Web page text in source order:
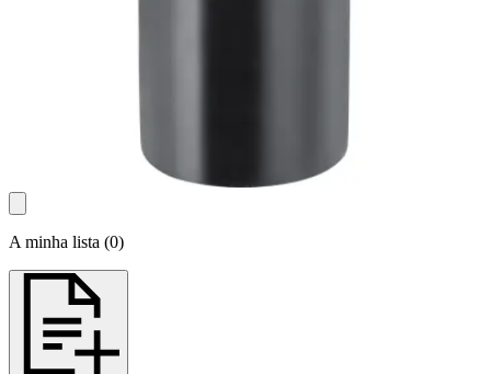
A minha lista (0)